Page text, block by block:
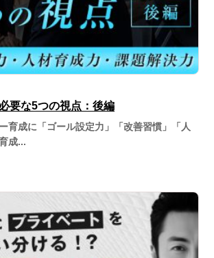
要な5つの視点：後編
育成に「ゴール設定力」「改善習慣」「人
成...